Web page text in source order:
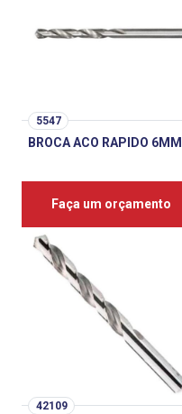
5547
BROCA ACO RAPIDO 6MM
Faça um orçamento
42109